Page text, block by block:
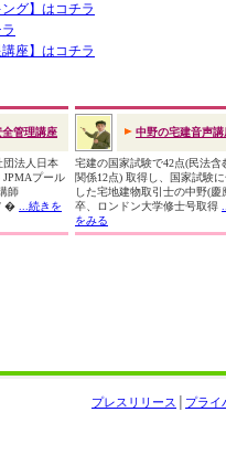
グ】はコチラ
座】はコチラ
全管理講座
団法人日本
JPMAプール
師
�
...続きを
中野の宅建音声講
宅建の国家試験で42点(民法含
関係12点) 取得し、国家試験
した宅地建物取引士の中野(慶
卒、ロンドン大学修士号取得
をみる
プライ
プレスリリース